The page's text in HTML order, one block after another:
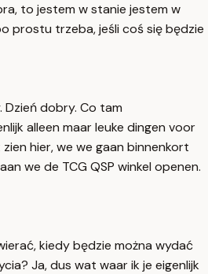
to jestem w stanie jestem w
prostu trzeba, jeśli coś się będzie
Dzień dobry. Co tam
alleen maar leuke dingen voor
hier, we we gaan binnenkort
we de TCG QSP winkel openen.
kiedy będzie można wydać
Ja, dus wat waar ik je eigenlijk